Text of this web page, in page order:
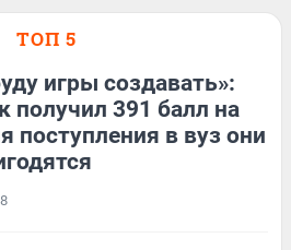
ТОП 5
игры создавать»:
получил 391 балл на
поступления в вуз они